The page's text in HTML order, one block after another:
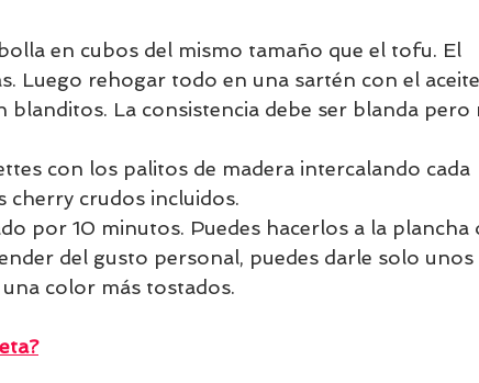
en cubos del mismo tamaño que el tofu. El
Luego rehogar todo en una sartén con el aceite
blanditos. La consistencia debe ser blanda pero
con los palitos de madera intercalando cada
cherry crudos incluidos.
por 10 minutos. Puedes hacerlos a la plancha
del gusto personal, puedes darle solo unos
color más tostados.